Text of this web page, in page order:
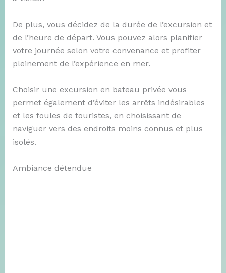
De plus, vous décidez de la durée de l’excursion et
de l’heure de départ. Vous pouvez alors planifier
votre journée selon votre convenance et profiter
pleinement de l’expérience en mer.
Choisir une excursion en bateau privée vous
permet également d’éviter les arrêts indésirables
et les foules de touristes, en choisissant de
naviguer vers des endroits moins connus et plus
isolés.
Ambiance détendue